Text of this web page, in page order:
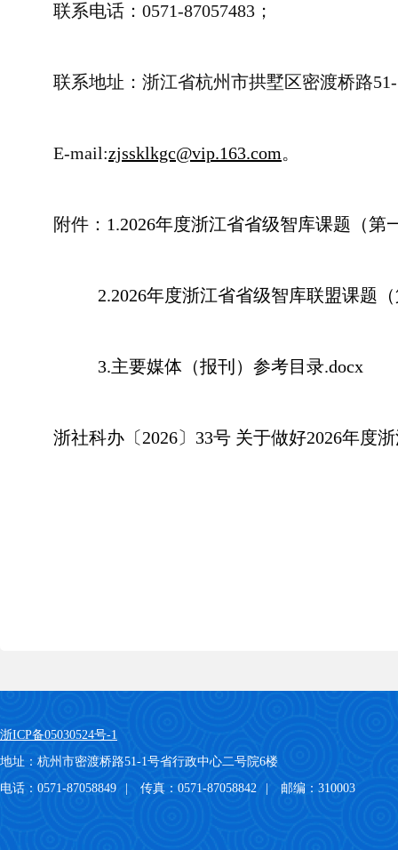
联系电话：0571-87057483；
联系地址：浙江省杭州市拱墅区密渡桥路
E-mail:zjssklkgc@vip.163.com。
附件： 1.2026年度浙江省省级智库课题（第
2.2026年度浙江省省级智库联盟课题
3.主要媒体（报刊）参考目录.docx
浙社科办〔2026〕33号 关于做好2026年度
浙ICP备05030524号-1
地址：杭州市密渡桥路51-1号省行政中心二号院6楼
电话：0571-87058849
传真：0571-87058842 邮编：310003